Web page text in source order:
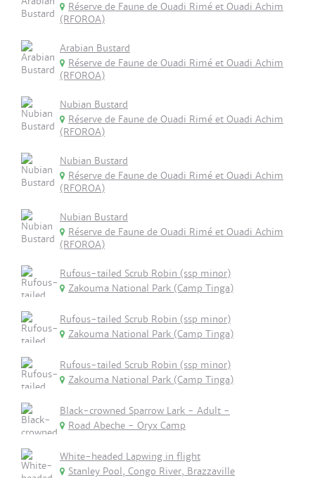
Réserve de Faune de Ouadi Rimé et Ouadi Achim
(RFOROA)
Arabian Bustard
Réserve de Faune de Ouadi Rimé et Ouadi Achim
(RFOROA)
Nubian Bustard
Réserve de Faune de Ouadi Rimé et Ouadi Achim
(RFOROA)
Nubian Bustard
Réserve de Faune de Ouadi Rimé et Ouadi Achim
(RFOROA)
Nubian Bustard
Réserve de Faune de Ouadi Rimé et Ouadi Achim
(RFOROA)
Rufous-tailed Scrub Robin (ssp minor)
Zakouma National Park (Camp Tinga)
Rufous-tailed Scrub Robin (ssp minor)
Zakouma National Park (Camp Tinga)
Rufous-tailed Scrub Robin (ssp minor)
Zakouma National Park (Camp Tinga)
Black-crowned Sparrow Lark - Adult -
Road Abeche - Oryx Camp
White-headed Lapwing in flight
Stanley Pool, Congo River, Brazzaville